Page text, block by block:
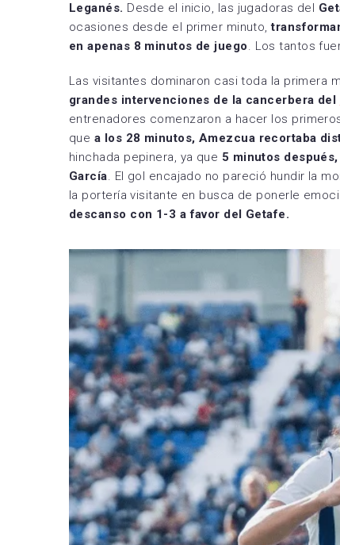
Leganés. Desde el inicio, las jugadoras del
ocasiones desde el primer minuto,
en apenas 8 minutos de juego. Los tantos
Las visitantes dominaron casi toda la primera
grandes intervenciones de la cancerbera del
entrenadores comenzaron a hacer los
que a los 28 minutos, Amezcua recortaba
hinchada pepinera, ya que 5 minutos
García. El gol encajado no pareció hundir la
la portería visitante en busca de ponerle
descanso con 1-3 a favor del Getafe.